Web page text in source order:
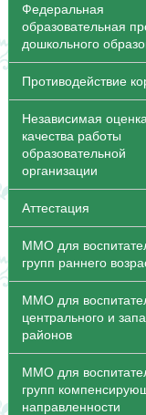
Федеральная
образовательная
дошкольного
Противодействие
Независимая оценка
качества работы
образовательной
организации
Аттестация
ММО для
групп раннего
ММО для
центрального и
районов
ММО для
групп
направленности